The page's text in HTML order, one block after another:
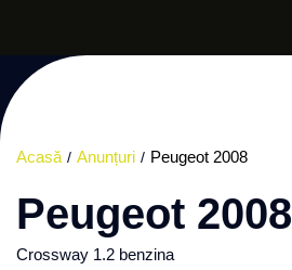
Acasă Anunțuri Peugeot 2008
Peugeot 2008
Crossway 1.2 benzina